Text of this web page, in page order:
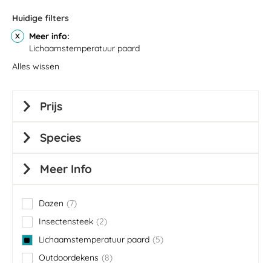
Huidige filters
Meer info
Lichaamstemperatuur paard
Alles wissen
Prijs
Species
Meer Info
Dazen 7
items
Insectensteek
2
items
Lichaamstemperatuur paard
5
items
Outdoordekens
8